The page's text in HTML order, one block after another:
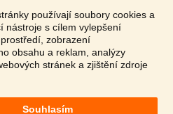
používají soubory cookies a
nástroje s cílem vylepšení
zobrazení
obsahu a reklam, analýzy
stránek a zjištění zdroje
Souhlasím
...
00